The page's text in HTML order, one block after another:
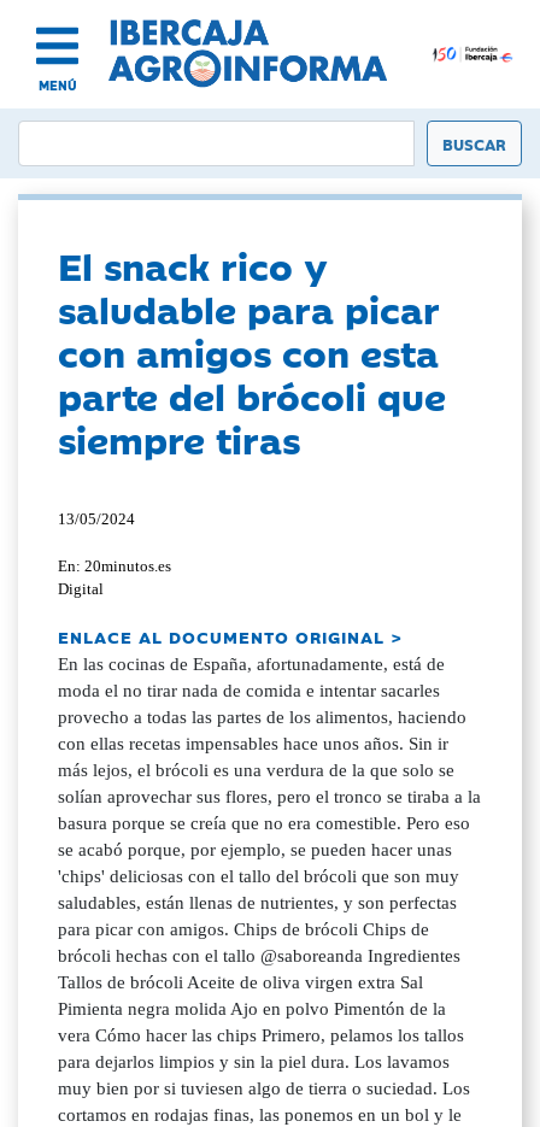
MENÚ
El snack rico y
saludable para picar
con amigos con esta
parte del brócoli que
siempre tiras
13/05/2024
En: 20minutos.es
Digital
ENLACE AL DOCUMENTO ORIGINAL >
En las cocinas de España, afortunadamente, está de
moda el no tirar nada de comida e intentar sacarles
provecho a todas las partes de los alimentos, haciendo
con ellas recetas impensables hace unos años. Sin ir
más lejos, el brócoli es una verdura de la que solo se
solían aprovechar sus flores, pero el tronco se tiraba a la
basura porque se creía que no era comestible. Pero eso
se acabó porque, por ejemplo, se pueden hacer unas
'chips' deliciosas con el tallo del brócoli que son muy
saludables, están llenas de nutrientes, y son perfectas
para picar con amigos. Chips de brócoli Chips de
brócoli hechas con el tallo @saboreanda Ingredientes
Tallos de brócoli Aceite de oliva virgen extra Sal
Pimienta negra molida Ajo en polvo Pimentón de la
vera Cómo hacer las chips Primero, pelamos los tallos
para dejarlos limpios y sin la piel dura. Los lavamos
muy bien por si tuviesen algo de tierra o suciedad. Los
cortamos en rodajas finas, las ponemos en un bol y le